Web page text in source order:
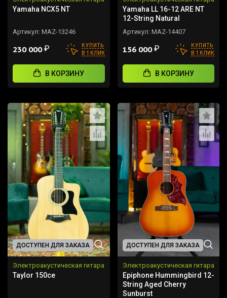
Yamaha NCX5 NT
Артикул: MAZ-13246
230 000₽
КУПИТЬ
В 1 КЛИК
В КОРЗИНУ
Yamaha LL 16-12 ARE NT
12-String Natural
Артикул: MAZ-14407
156 000₽
КУПИТЬ
В 1 КЛИК
В КОРЗИНУ
ДОСТУПЕН ДЛЯ ЗАКАЗА
Электроакустическая гитара
Taylor 150ce
ДОСТУПЕН ДЛЯ ЗАКАЗА
Электроакустическая гитара
Epiphone Hummingbird 12-
String Aged Cherry
Sunburst